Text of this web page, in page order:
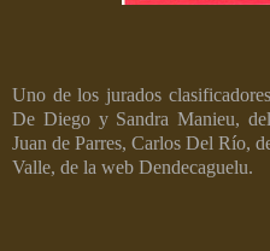
Uno de los jurados
De Diego y Sandra Manieu,
Juan de Parres, Carlos Del Río,
Valle, de la web Dendecaguelu.